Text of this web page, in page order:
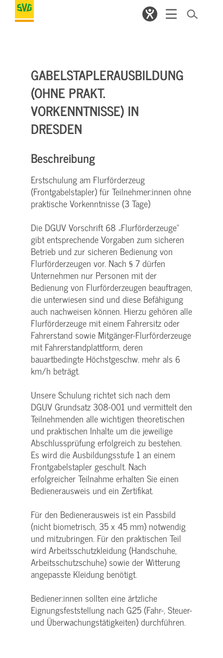
GABELSTAPLERAUSBILDUNG
(OHNE PRAKT.
VORKENNTNISSE) IN
DRESDEN
Beschreibung
Erstschulung am Flurförderzeug
(Frontgabelstapler) für Teilnehmer:innen ohne
praktische Vorkenntnisse (3 Tage)
Die DGUV Vorschrift 68 „Flurförderzeuge“
gibt entsprechende Vorgaben zum sicheren
Betrieb und zur sicheren Bedienung von
Flurförderzeugen vor. Nach § 7 dürfen
Unternehmen nur Personen mit der
Bedienung von Flurförderzeugen beauftragen,
die unterwiesen sind und diese Befähigung
auch nachweisen können. Hierzu gehören alle
Flurförderzeuge mit einem Fahrersitz oder
Fahrerstand sowie Mitgänger-Flurförderzeuge
mit Fahrerstandplattform, deren
bauartbedingte Höchstgeschw. mehr als 6
km/h beträgt.
Unsere Schulung richtet sich nach dem
DGUV Grundsatz 308-001 und vermittelt den
Teilnehmenden alle wichtigen theoretischen
und praktischen Inhalte um die jeweilige
Abschlussprüfung erfolgreich zu bestehen.
Es wird die Ausbildungsstufe 1 an einem
Frontgabelstapler geschult. Nach
erfolgreicher Teilnahme erhalten Sie einen
Bedienerausweis und ein Zertifikat.
Für den Bedienerausweis ist ein Passbild
(nicht biometrisch, 35 x 45 mm) notwendig
und mitzubringen. Für den praktischen Teil
wird Arbeitsschutzkleidung (Handschuhe,
Arbeitsschutzschuhe) sowie der Witterung
angepasste Kleidung benötigt.
Bediener:innen sollten eine ärtzliche
Eignungsfeststellung nach G25 (Fahr-, Steuer-
und Überwachungstätigkeiten) durchführen.